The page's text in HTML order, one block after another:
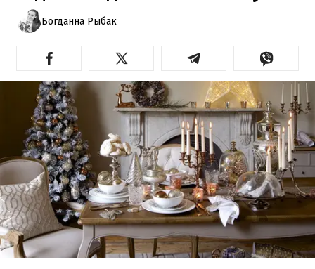
Богданна Рыбак